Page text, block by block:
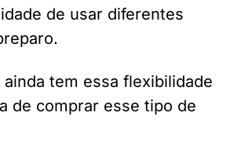
de usar diferentes
ainda tem essa flexibilidade
de comprar esse tipo de